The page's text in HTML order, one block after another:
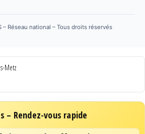
– Réseau national – Tous droits réservés
Metz
– Rendez-vous rapide